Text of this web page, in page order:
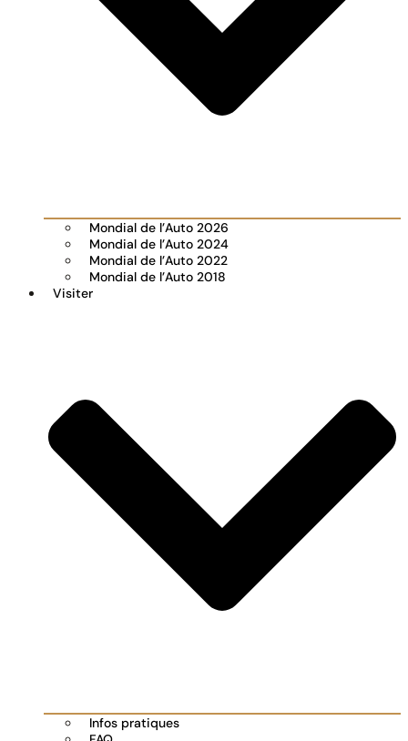
Mondial de l’Auto 2026
Mondial de l’Auto 2024
Mondial de l’Auto 2022
Mondial de l’Auto 2018
Visiter
Infos pratiques